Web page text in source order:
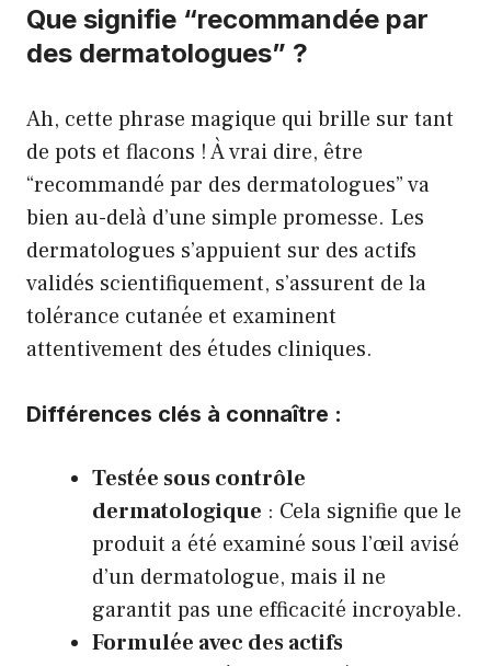
Que signifie “recommandée par
des dermatologues” ?
Ah, cette phrase magique qui brille sur tant
de pots et flacons ! À vrai dire, être
“recommandé par des dermatologues” va
bien au-delà d’une simple promesse. Les
dermatologues s’appuient sur des actifs
validés scientifiquement, s’assurent de la
tolérance cutanée et examinent
attentivement des études cliniques.
Différences clés à connaître :
Testée sous contrôle
dermatologique : Cela signifie que le
produit a été examiné sous l’œil avisé
d’un dermatologue, mais il ne
garantit pas une efficacité incroyable.
Formulée avec des actifs